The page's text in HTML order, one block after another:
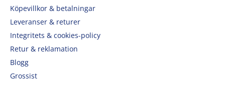
Köpevillkor & betalningar
Leveranser & returer
Integritets & cookies-policy
Retur & reklamation
Blogg
Grossist